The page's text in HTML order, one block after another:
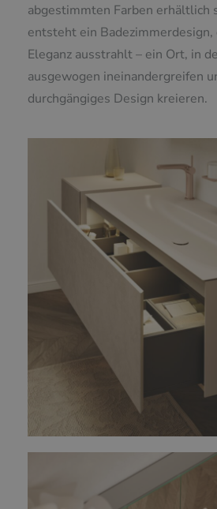
abgestimmten Farben erhältlich
entsteht ein Badezimmerdesign,
Eleganz ausstrahlt – ein Ort, in
ausgewogen ineinandergreifen
durchgängiges Design kreieren.